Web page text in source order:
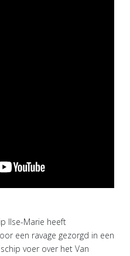
Ilse-Marie heeft
een ravage gezorgd in een
voer over het Van